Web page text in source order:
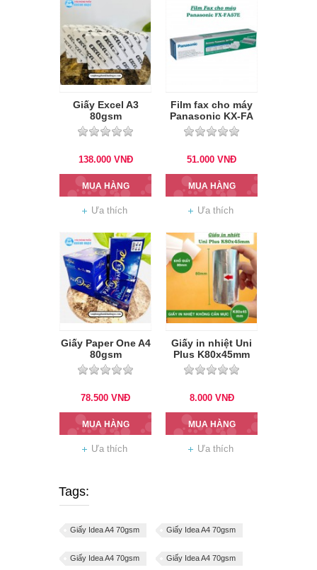
Giấy Excel A3
80gsm
138.000 VNĐ
MUA HÀNG
Ưa thích
Film fax cho máy
Panasonic KX-FA
57E - 60m
51.000 VNĐ
MUA HÀNG
Ưa thích
Giấy Paper One A4
80gsm
78.500 VNĐ
MUA HÀNG
Ưa thích
Giấy in nhiệt Uni
Plus K80x45mm
8.000 VNĐ
MUA HÀNG
Ưa thích
Tags:
Giấy Idea A4 70gsm Giấy Idea A4 70gsm
Giấy Idea A4 70gsm Giấy Idea A4 70gsm